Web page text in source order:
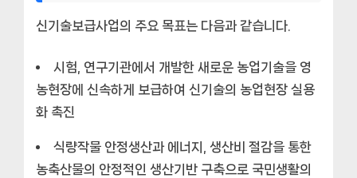
신기술보급사업의 주요 목표는 다음과 같습니다.
시험, 연구기관에서 개발한 새로운 농업기술을 영
농현장에 신속하게 보급하여 신기술의 농업현장 실용
화 촉진
식량작물 안정생산과 에너지, 생산비 절감을 통한
농축산물의 안정적인 생산기반 구축으로 국민생활의